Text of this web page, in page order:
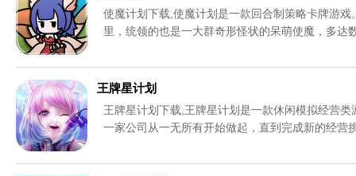
使魔计划下载,使魔计划是一款回合制策略卡牌游
里，统领的也是一大群奇形怪状的呆萌使魔，多
王牌星计划
王牌星计划下载,王牌星计划是一款休闲模拟经营
一家公司从一无所有开始做起，直到完成新的经营